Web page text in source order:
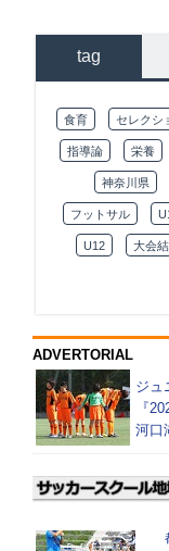
tag
食育 セレクシ
指導論 栄養
神奈川県
フットサル
U12 大会
ADVERTORIAL
ジュ
『
河口